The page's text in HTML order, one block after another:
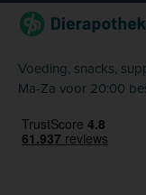
Voeding, snacks,
Ma-Za voor 20:00